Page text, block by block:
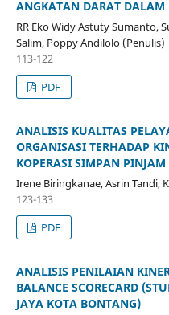
ANGKATAN DARAT DALAM
RR Eko Widy Astuty Sumanto,
Salim, Poppy Andilolo (Penulis)
113-122
PDF
ANALISIS KUALITAS
ORGANISASI TERHADAP
KOPERASI SIMPAN
Irene Biringkanae, Asrin Tandi,
123-133
PDF
ANALISIS PENILAIAN
BALANCE SCORECARD
JAYA KOTA BONTANG)